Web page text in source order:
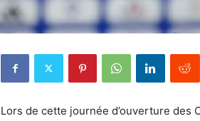
Lors de cette journée d’ouverture des